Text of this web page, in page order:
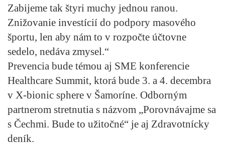
Zabijeme tak štyri muchy jednou ranou.
Znižovanie investícií do podpory masového
športu, len aby nám to v rozpočte účtovne
sedelo, nedáva zmysel.“
Prevencia bude témou aj SME konferencie
Healthcare Summit, ktorá bude 3. a 4. decembra
v X-bionic sphere v Šamoríne. Odborným
partnerom stretnutia s názvom „Porovnávajme sa
s Čechmi. Bude to užitočné“ je aj Zdravotnícky
deník.